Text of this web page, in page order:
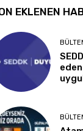
EKLENEN